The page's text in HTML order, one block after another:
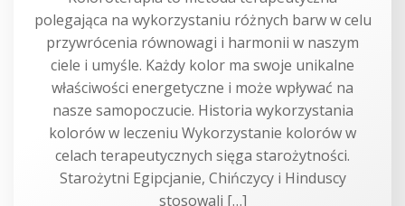
polegająca na wykorzystaniu różnych barw w celu
przywrócenia równowagi i harmonii w naszym
ciele i umyśle. Każdy kolor ma swoje unikalne
właściwości energetyczne i może wpływać na
nasze samopoczucie. Historia wykorzystania
kolorów w leczeniu Wykorzystanie kolorów w
celach terapeutycznych sięga starożytności.
Starożytni Egipcjanie, Chińczycy i Hinduscy
stosowali […]